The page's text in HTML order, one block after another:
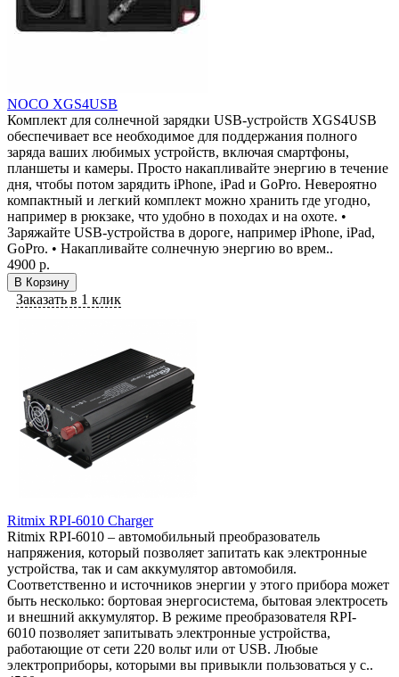
NOCO XGS4USB
Комплект для солнечной зарядки USB-устройств XGS4USB
обеспечивает все необходимое для поддержания полного
заряда ваших любимых устройств, включая смартфоны,
планшеты и камеры. Просто накапливайте энергию в течение
дня, чтобы потом зарядить iPhone, iPad и GoPro. Невероятно
компактный и легкий комплект можно хранить где угодно,
например в рюкзаке, что удобно в походах и на охоте. •
Заряжайте USB-устройства в дороге, например iPhone, iPad,
GoPro. • Накапливайте солнечную энергию во врем..
4900 р.
В Корзину
Заказать в 1 клик
Ritmix RPI-6010 Charger
Ritmix RPI-6010 – автомобильный преобразователь
напряжения, который позволяет запитать как электронные
устройства, так и сам аккумулятор автомобиля.
Соответственно и источников энергии у этого прибора может
быть несколько: бортовая энергосистема, бытовая электросеть
и внешний аккумулятор. В режиме преобразователя RPI-
6010 позволяет запитывать электронные устройства,
работающие от сети 220 вольт или от USB. Любые
электроприборы, которыми вы привыкли пользоваться у с..